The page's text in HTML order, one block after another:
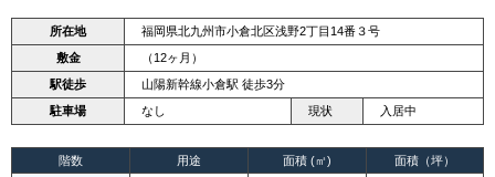
所在地
福岡県北九州市小倉北区浅野2丁目14番３号
敷金
（12ヶ月）
駅徒歩
山陽新幹線小倉駅 徒歩3分
駐車場
なし 現状 入居中
階数 用途 面積 (㎡)
面積（坪）